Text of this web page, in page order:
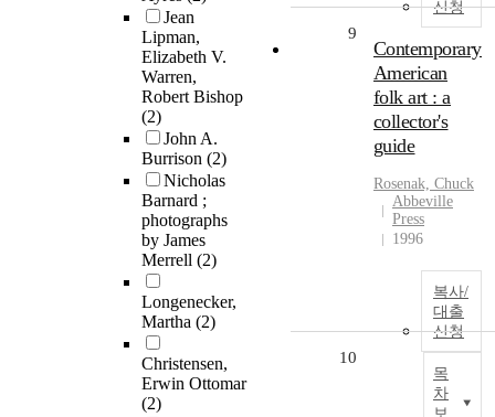
Jean
Lipman,
Elizabeth V.
Warren,
Robert Bishop
(2)
John A.
Burrison (2)
Nicholas
Barnard ;
photographs
by James
Merrell (2)
Longenecker,
Martha (2)
Christensen,
Erwin Ottomar
(2)
신청
9
Contemporary
American
folk art : a
collector's
guide
Rosenak, Chuck
Abbeville
Press
1996
복사/
대출
신청
목
차
보
10